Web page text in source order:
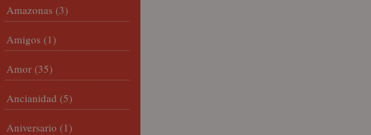
Amazonas (3)
Amigos (1)
Amor (35)
Ancianidad (5)
Aniversario (1)